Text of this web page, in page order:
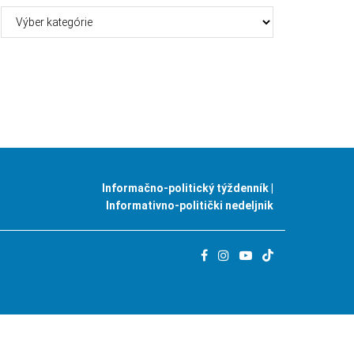
Informačno-politický týždenník |
Informativno-politički nedeljnik